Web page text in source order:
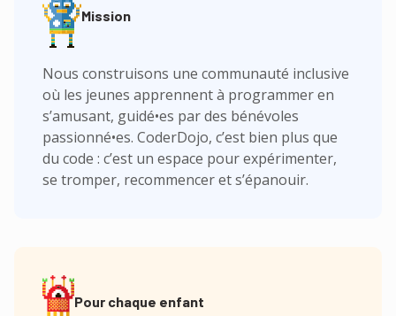
Mission
Nous construisons une communauté inclusive
où les jeunes apprennent à programmer en
s’amusant, guidé•es par des bénévoles
passionné•es. CoderDojo, c’est bien plus que
du code : c’est un espace pour expérimenter,
se tromper, recommencer et s’épanouir.
Pour chaque enfant